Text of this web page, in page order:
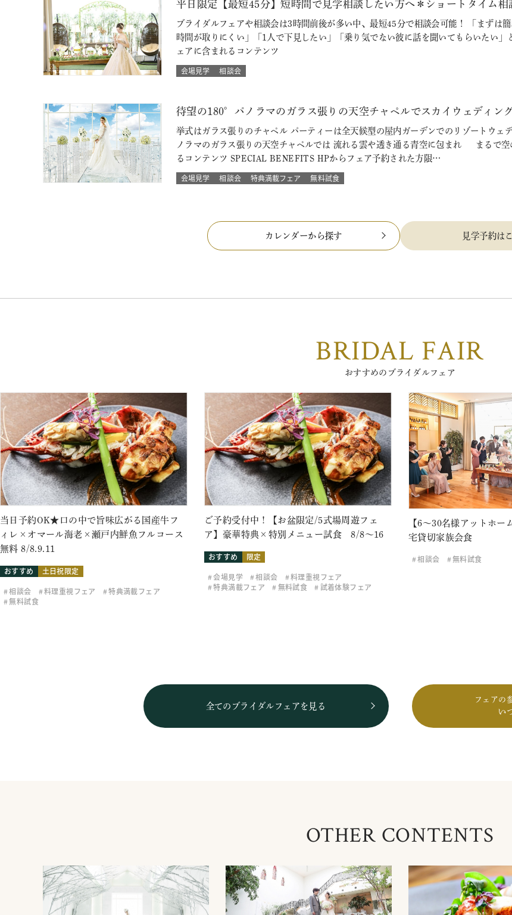
平日限定【最短45分】短時間で見学相談したい方へ＊ショートタイム相
ブライダルフェアや相談会は3時間前後が多い中、最短45分で相談会可能！ 「まずは
時間が取りにくい」「1人で下見したい」「乗り気でない彼に話を聞いてもらいたい
ェアに含まれるコンテンツ
会場見学 相談会
待望の180°パノラマのガラス張りの天空チャペルでスカイウェディン
挙式はガラス張りのチャペル パーティーは全天候型の屋内ガーデンでのリゾートウ
ノラマのガラス張りの天空チャペルでは 流れる雲や透き通る青空に包まれ まるで
るコンテンツ SPECIAL BENEFITS HPからフェア予約された方限…
会場見学 相談会 特典満載フェア 無料試食
カレンダーから探す 見学予約は
BRIDAL FAIR
おすすめのブライダルフェア
当日予約OK★口の中で旨味広がる国産牛フ
ィレ×オマール海老×瀬戸内鮮魚フルコース
無料 8/8.9.11
おすすめ
土日祝限定
相談会
料理重視フェア
特典満載フェア
無料試食
ご予約受付中！【お盆限定/5式場周遊フェ
ア】豪華特典×特別メニュー試食 8/8～16
おすすめ
限定
会場見学
相談会
料理重視フェア
特典満載フェア
無料試食 試着体験フェア
【6～30名様アットホー
宅貸切家族会食
相談会 無料試食
全てのブライダルフェアを見る
フェアの
い
OTHER CONTENTS